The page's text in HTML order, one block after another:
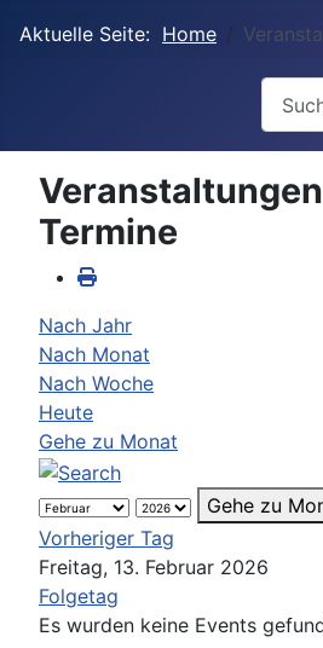
Aktuelle Seite: Home
Termine
Nach Jahr
Nach Monat
Nach Woche
Heute
Gehe zu Monat
Gehe zu
Vorheriger Tag
Freitag, 13. Februar 2026
Folgetag
Es wurden keine Events